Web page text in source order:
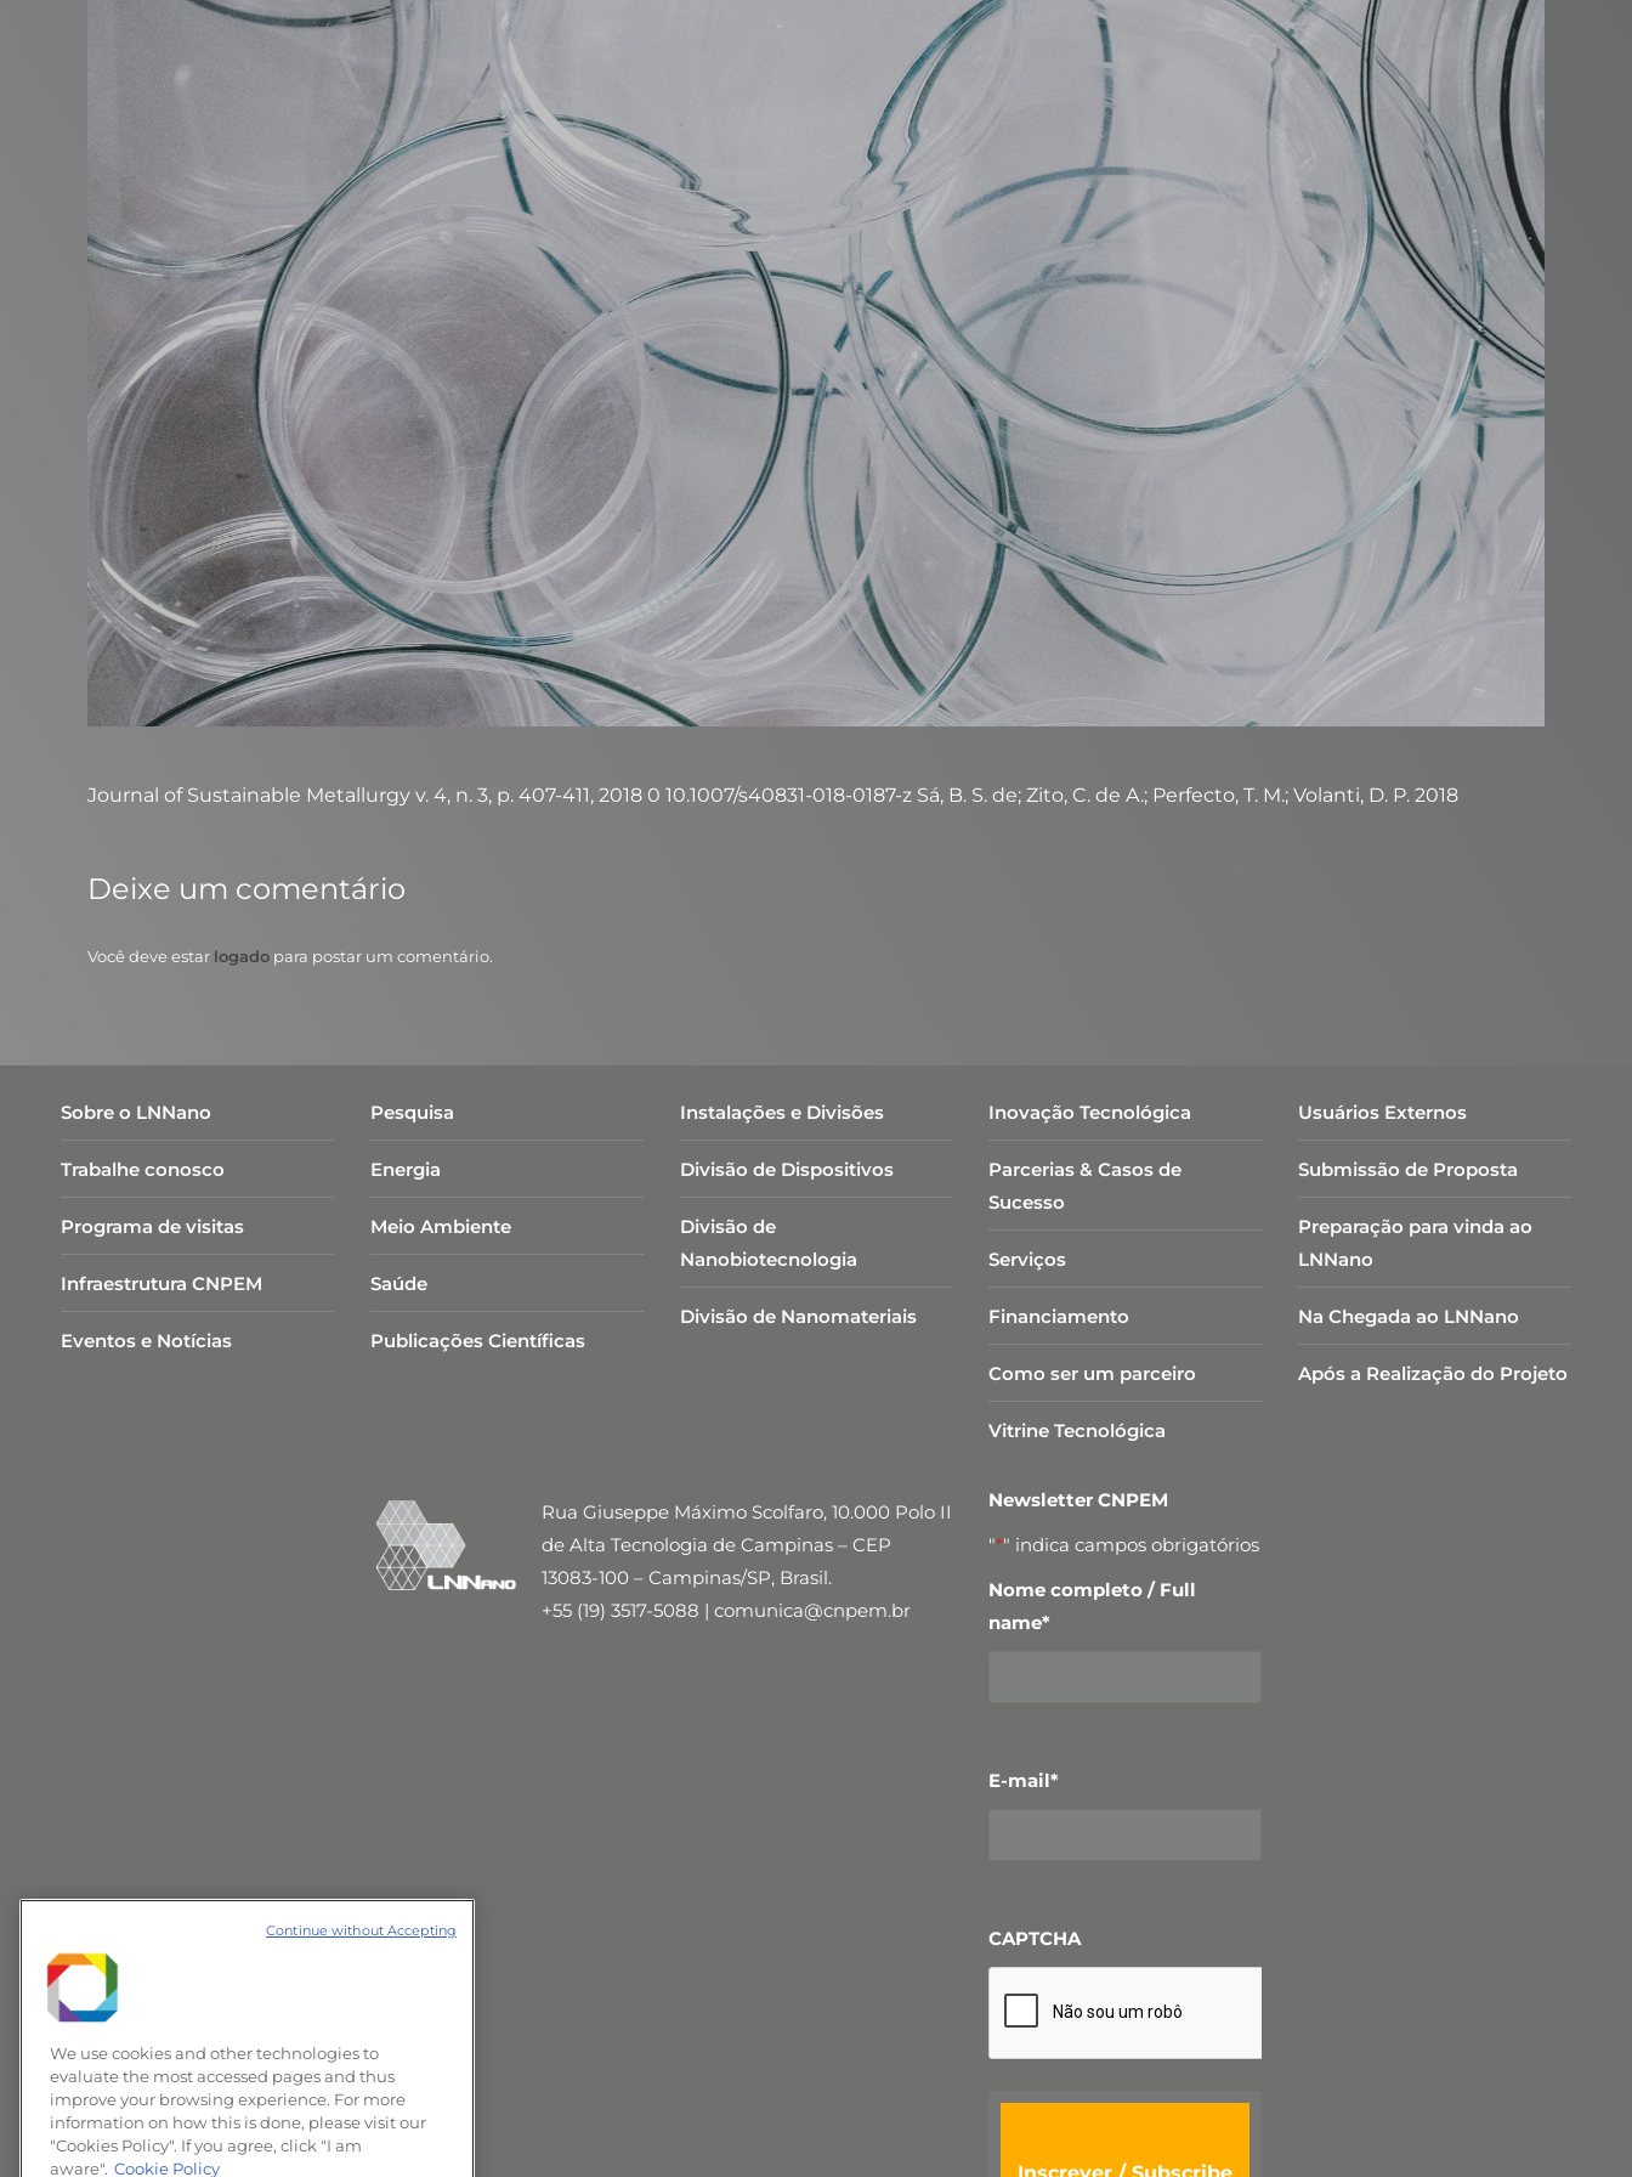
Journal of Sustainable Metallurgy v. 4, n. 3, p. 407-411, 2018 0 10.1007/s40831-018-0187-z Sá, B. S. de; Zito, C. de A.; Perfecto, T. M.; Volanti, D. P. 2018
Deixe um comentário
Você deve estar logado para postar um comentário.
Sobre o LNNano
Trabalhe conosco
Programa de visitas
Infraestrutura CNPEM
Eventos e Notícias
Pesquisa
Energia
Meio Ambiente
Saúde
Publicações Científicas
Instalações e Divisões
Divisão de Dispositivos
Divisão de
Nanobiotecnologia​
Divisão de Nanomateriais
Inovação Tecnológica
Parcerias & Casos de
Sucesso
Serviços
Financiamento
Como ser um parceiro
Vitrine Tecnológica
Usuários Externos
Submissão de Proposta
Preparação para vinda ao
LNNano
Na Chegada ao LNNano
Após a Realização do Projeto
Rua Giuseppe Máximo Scolfaro, 10.000 Polo II
de Alta Tecnologia de Campinas – CEP
13083-100 – Campinas/SP, Brasil.
+55 (19) 3517-5088 | comunica@cnpem.br
Newsletter CNPEM
"*" indica campos obrigatórios
Nome completo / Full
name*
E-mail*
CAPTCHA
We use cookies and other technologies to
evaluate the most accessed pages and thus
improve your browsing experience. For more
information on how this is done, please visit our
"Cookies Policy". If you agree, click "I am
aware". Cookie Policy
Continue without Accepting